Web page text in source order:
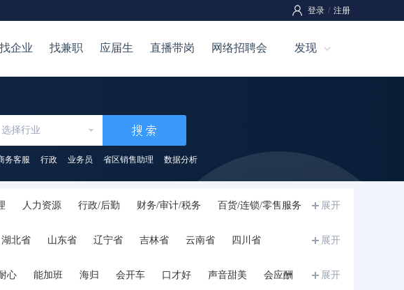
登录 / 注册
找企业 找兼职 应届生 直播带岗 网络招聘会 发现
选择行业
务客服 行政 业务员 省区销售助理 数据分析
人力资源 行政/后勤 财务/审计/税务
百货/连锁/零售服务
翻译 在校学生 储备干部/培训生/实习生 兼职
展开
湖北省 山东省 辽宁省 吉林省 云南省
四川省
展开
心 能加班 海归 会开车 口才好 声音甜美
会应酬
展开